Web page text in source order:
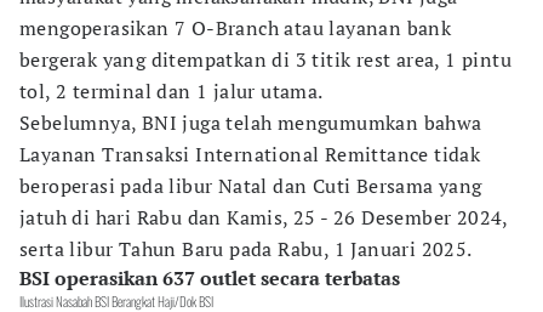
mengoperasikan 7 O-Branch atau layanan bank
bergerak yang ditempatkan di 3 titik rest area, 1 pintu
tol, 2 terminal dan 1 jalur utama.
Sebelumnya, BNI juga telah mengumumkan bahwa
Layanan Transaksi International Remittance tidak
beroperasi pada libur Natal dan Cuti Bersama yang
jatuh di hari Rabu dan Kamis, 25 - 26 Desember 2024,
serta libur Tahun Baru pada Rabu, 1 Januari 2025.
BSI operasikan 637 outlet secara terbatas
Ilustrasi Nasabah BSI Berangkat Haji/Dok BSI